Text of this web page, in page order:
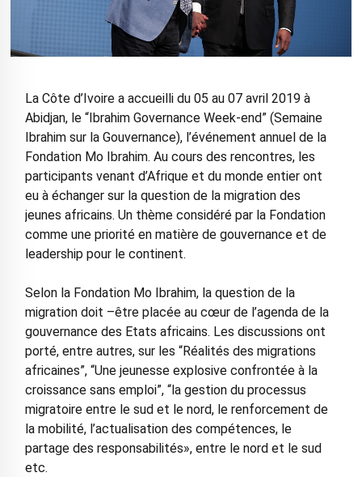
La Côte d’Ivoire a accueilli du 05 au 07 avril 2019 à
Abidjan, le “Ibrahim Governance Week-end” (Semaine
Ibrahim sur la Gouvernance), l’événement annuel de la
Fondation Mo Ibrahim. Au cours des rencontres, les
participants venant d’Afrique et du monde entier ont
eu à échanger sur la question de la migration des
jeunes africains. Un thème considéré par la Fondation
comme une priorité en matière de gouvernance et de
leadership pour le continent.
Selon la Fondation Mo Ibrahim, la question de la
migration doit –être placée au cœur de l’agenda de la
gouvernance des Etats africains. Les discussions ont
porté, entre autres, sur les “Réalités des migrations
africaines”, “Une jeunesse explosive confrontée à la
croissance sans emploi”, “la gestion du processus
migratoire entre le sud et le nord, le renforcement de
la mobilité, l’actualisation des compétences, le
partage des responsabilités», entre le nord et le sud
etc.